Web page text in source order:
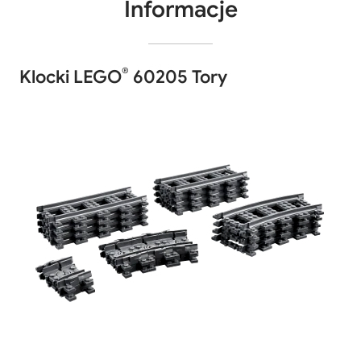
Informacje
Klocki LEGO® 60205 Tory